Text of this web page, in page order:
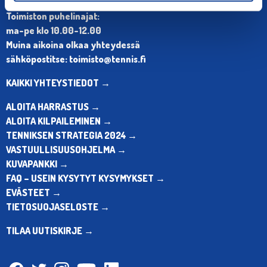
Toimiston puhelinajat:
ma-pe klo 10.00-12.00
Muina aikoina olkaa yhteydessä
sähköpostitse: toimisto@tennis.fi
KAIKKI YHTEYSTIEDOT →
ALOITA HARRASTUS →
ALOITA KILPAILEMINEN →
TENNIKSEN STRATEGIA 2024 →
VASTUULLISUUSOHJELMA →
KUVAPANKKI →
FAQ – USEIN KYSYTYT KYSYMYKSET →
EVÄSTEET →
TIETOSUOJASELOSTE →
TILAA UUTISKIRJE →